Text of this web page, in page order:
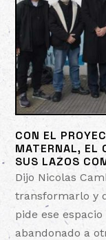
CON EL
MATERNAL, EL
SUS LAZOS
Dijo Nicolas
transformarlo y
pide ese
abandonado a